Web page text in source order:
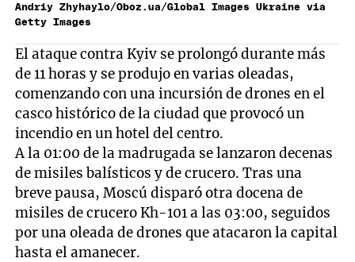
Andriy Zhyhaylo/Oboz.ua/Global Images Ukraine via
Getty Images
El ataque contra Kyiv se prolongó durante más
de 11 horas y se produjo en varias oleadas,
comenzando con una incursión de drones en el
casco histórico de la ciudad que provocó un
incendio en un hotel del centro.
A la 01:00 de la madrugada se lanzaron decenas
de misiles balísticos y de crucero. Tras una
breve pausa, Moscú disparó otra docena de
misiles de crucero Kh-101 a las 03:00, seguidos
por una oleada de drones que atacaron la capital
hasta el amanecer.